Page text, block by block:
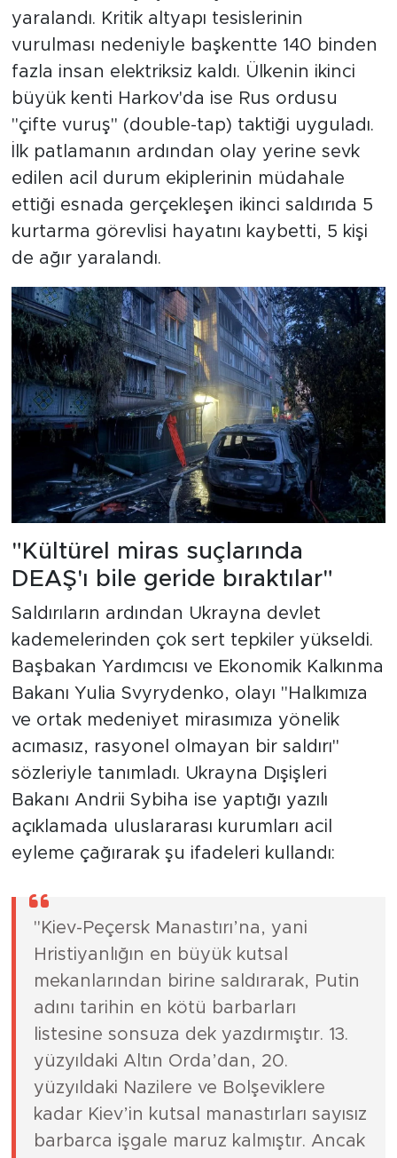
yaralandı. Kritik altyapı tesislerinin
vurulması nedeniyle başkentte 140 binden
fazla insan elektriksiz kaldı. Ülkenin ikinci
büyük kenti Harkov'da ise Rus ordusu
"çifte vuruş" (double-tap) taktiği uyguladı.
İlk patlamanın ardından olay yerine sevk
edilen acil durum ekiplerinin müdahale
ettiği esnada gerçekleşen ikinci saldırıda 5
kurtarma görevlisi hayatını kaybetti, 5 kişi
de ağır yaralandı.
"Kültürel miras suçlarında
DEAŞ'ı bile geride bıraktılar"
Saldırıların ardından Ukrayna devlet
kademelerinden çok sert tepkiler yükseldi.
Başbakan Yardımcısı ve Ekonomik Kalkınma
Bakanı Yulia Svyrydenko, olayı "Halkımıza
ve ortak medeniyet mirasımıza yönelik
acımasız, rasyonel olmayan bir saldırı"
sözleriyle tanımladı. Ukrayna Dışişleri
Bakanı Andrii Sybiha ise yaptığı yazılı
açıklamada uluslararası kurumları acil
eyleme çağırarak şu ifadeleri kullandı:
"Kiev-Peçersk Manastırı’na, yani
Hristiyanlığın en büyük kutsal
mekanlarından birine saldırarak, Putin
adını tarihin en kötü barbarları
listesine sonsuza dek yazdırmıştır. 13.
yüzyıldaki Altın Orda’dan, 20.
yüzyıldaki Nazilere ve Bolşeviklere
kadar Kiev’in kutsal manastırları sayısız
barbarca işgale maruz kalmıştır. Ancak